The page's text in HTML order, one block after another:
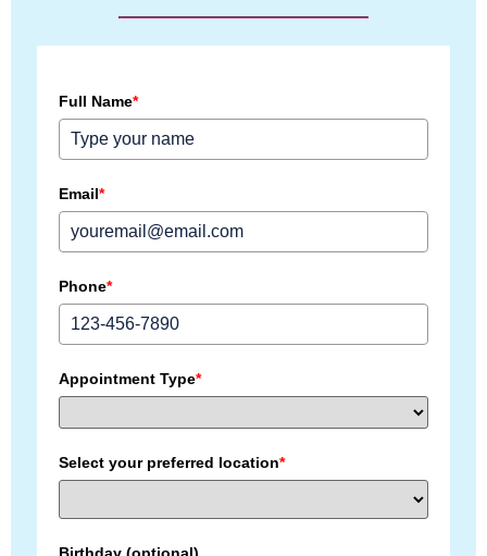
Full Name*
Email*
Phone*
Appointment Type*
Select your preferred location*